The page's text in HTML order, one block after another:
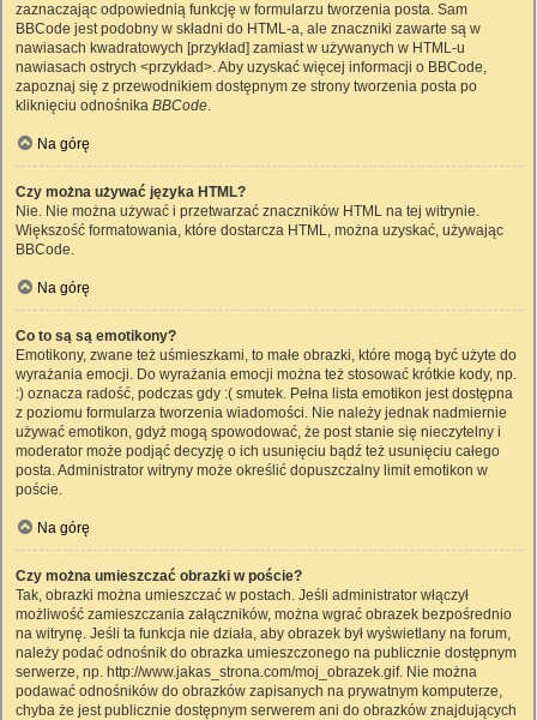
zaznaczając odpowiednią funkcję w formularzu tworzenia posta. Sam
BBCode jest podobny w składni do HTML-a, ale znaczniki zawarte są w
nawiasach kwadratowych [przykład] zamiast w używanych w HTML-u
nawiasach ostrych <przykład>. Aby uzyskać więcej informacji o BBCode,
zapoznaj się z przewodnikiem dostępnym ze strony tworzenia posta po
kliknięciu odnośnika BBCode.
Na górę
Czy można używać języka HTML?
Nie. Nie można używać i przetwarzać znaczników HTML na tej witrynie.
Większość formatowania, które dostarcza HTML, można uzyskać, używając
BBCode.
Na górę
Co to są są emotikony?
Emotikony, zwane też uśmieszkami, to małe obrazki, które mogą być użyte do
wyrażania emocji. Do wyrażania emocji można też stosować krótkie kody, np.
:) oznacza radość, podczas gdy :( smutek. Pełna lista emotikon jest dostępna
z poziomu formularza tworzenia wiadomości. Nie należy jednak nadmiernie
używać emotikon, gdyż mogą spowodować, że post stanie się nieczytelny i
moderator może podjąć decyzję o ich usunięciu bądź też usunięciu całego
posta. Administrator witryny może określić dopuszczalny limit emotikon w
poście.
Na górę
Czy można umieszczać obrazki w poście?
Tak, obrazki można umieszczać w postach. Jeśli administrator włączył
możliwość zamieszczania załączników, można wgrać obrazek bezpośrednio
na witrynę. Jeśli ta funkcja nie działa, aby obrazek był wyświetlany na forum,
należy podać odnośnik do obrazka umieszczonego na publicznie dostępnym
serwerze, np. http://www.jakas_strona.com/moj_obrazek.gif. Nie można
podawać odnośników do obrazków zapisanych na prywatnym komputerze,
chyba że jest publicznie dostępnym serwerem ani do obrazków znajdujących